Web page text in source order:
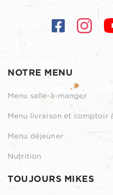
NOTRE MENU
Menu salle-à-manger
Menu livraison et comptoir
Menu déjeuner
Nutrition
TOUJOURS MIKES